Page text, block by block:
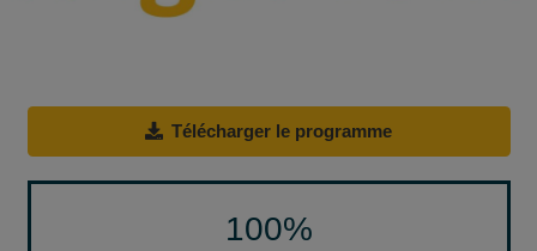
Télécharger le programme
100%